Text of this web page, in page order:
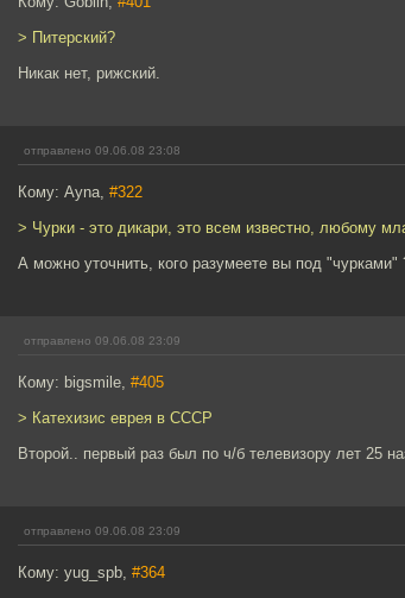
> Питерский?
Никак нет, рижский.
отправлено 09.06.08 23:08
Кому: Ayna, #322
> Чурки - это дикари, это всем известно, любому
А можно уточнить, кого разумеете вы под "чурками"
отправлено 09.06.08 23:09
Кому: bigsmile, #405
> Катехизис еврея в СССР
Второй.. первый раз был по ч/б телевизору лет 25
отправлено 09.06.08 23:09
Кому: yug_spb, #364